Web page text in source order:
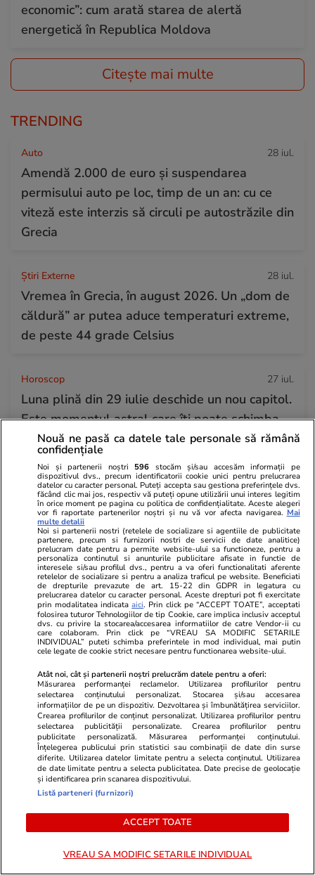
economic”: cum arată starea de alertă
energetică în Republica Moldova
Citește mai multe
TRENDING
Auto 28 iul.
Amendă 2.000 de euro și suspendarea
permisului auto pe loc, timp de un an: cu ce
viteză este interzis să circuli pe autostrăzile din
Grecia
Știri Externe 28 iul.
Vremea în Grecia, în august 2026. Un „dom de
căldură” ar putea aduce temperaturi extreme,
de peste 44 grade Celsius
Horoscop 27 iul.
Luna plină din 29 iulie deschide un nou capitol.
Este momentul astral care îți poate schimba
direcția vieții
Horoscop 28 iul.
Horoscop 29 iulie 2026. Săgetătorii au șansa
de a descoperi că o anumită doză de
flexibilitate interioară le este de mare folos
Lifestyle 28 iul.
Amendă de 350 de euro pentru
șoferii care lasă mașina pornită ca
să-și cumpere cafea sau gustări,
Vacanțe și
Unde se
Nouă ne pasă ca datele tale personale să rămână
confidențiale
Noi și partenerii noștri 596 stocăm și/sau accesăm informații pe
dispozitivul dvs., precum identificatorii cookie unici pentru prelucrarea
datelor cu caracter personal. Puteți accepta sau gestiona preferințele dvs.
făcând clic mai jos, respectiv vă puteți opune utilizării unui interes legitim
în orice moment pe pagina cu politica de confidențialitate. Aceste alegeri
vor fi raportate partenerilor noștri și nu vă vor afecta navigarea. Mai
multe detalii
Noi si partenerii nostri (retelele de socializare si agentiile de publicitate
partenere, precum si furnizorii nostri de servicii de date analitice)
prelucram date pentru a permite website-ului sa functioneze, pentru a
personaliza continutul si anunturile publicitare afisate in functie de
interesele si/sau profilul dvs., pentru a va oferi functionalitati aferente
retelelor de socializare si pentru a analiza traficul pe website. Beneficiati
de drepturile prevazute de art. 15-22 din GDPR in legatura cu
prelucrarea datelor cu caracter personal. Aceste drepturi pot fi exercitate
prin modalitatea indicataaici. Prin click pe “ACCEPT TOATE”, acceptati
folosirea tuturor Tehnologiilor de tip Cookie, care implica inclusiv acceptul
dvs. cu privire la stocarea/accesarea informatiilor de catre Vendor-ii cu
care colaboram. Prin click pe “VREAU SA MODIFIC SETARILE
INDIVIDUAL” puteti schimba preferintele in mod individual, mai putin
cele legate de cookie strict necesare pentru functionarea website-ului.
Atât noi, cât și partenerii noștri prelucrăm datele pentru a oferi:
Măsurarea performanței reclamelor. Utilizarea profilurilor pentru
selectarea conținutului personalizat. Stocarea și/sau accesarea
informațiilor de pe un dispozitiv. Dezvoltarea și îmbunătățirea serviciilor.
Crearea profilurilor de conținut personalizat. Utilizarea profilurilor pentru
selectarea publicității personalizate. Crearea profilurilor pentru
publicitate personalizată. Măsurarea performanței conținutului.
Înțelegerea publicului prin statistici sau combinații de date din surse
diferite. Utilizarea datelor limitate pentru a selecta conținutul. Utilizarea
de date limitate pentru a selecta publicitatea. Date precise de geolocație
și identificarea prin scanarea dispozitivului.
Listă parteneri (furnizori)
ACCEPT TOATE
VREAU SA MODIFIC SETARILE INDIVIDUAL